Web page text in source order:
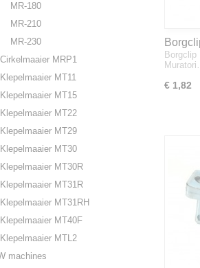
MR-180
MR-210
MR-230
Cirkelmaaier MRP1
Klepelmaaier MT11
Klepelmaaier MT15
Klepelmaaier MT22
Klepelmaaier MT29
Klepelmaaier MT30
Klepelmaaier MT30R
Klepelmaaier MT31R
Klepelmaaier MT31RH
Klepelmaaier MT40F
Klepelmaaier MTL2
machines
Borgclip
€ 1,82